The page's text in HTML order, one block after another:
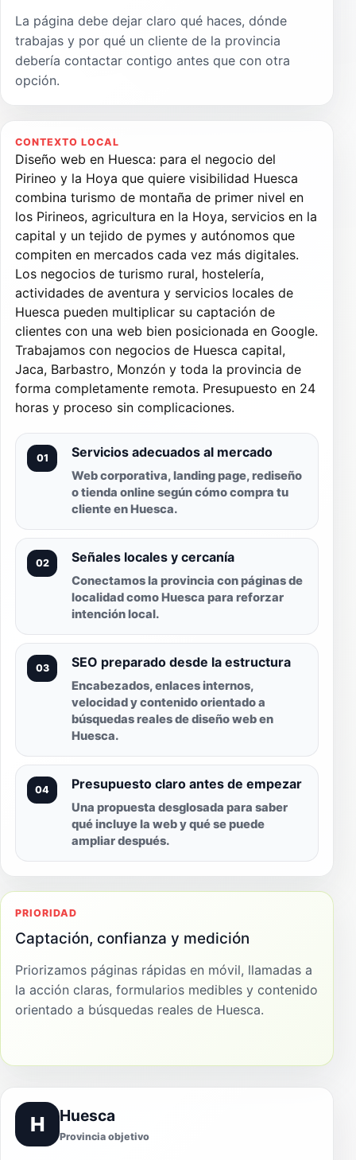
La página debe dejar claro qué haces, dónde
trabajas y por qué un cliente de la provincia
debería contactar contigo antes que con otra
opción.
CONTEXTO LOCAL
Diseño web en Huesca: para el negocio del
Pirineo y la Hoya que quiere visibilidad Huesca
combina turismo de montaña de primer nivel en
los Pirineos, agricultura en la Hoya, servicios en la
capital y un tejido de pymes y autónomos que
compiten en mercados cada vez más digitales.
Los negocios de turismo rural, hostelería,
actividades de aventura y servicios locales de
Huesca pueden multiplicar su captación de
clientes con una web bien posicionada en Google.
Trabajamos con negocios de Huesca capital,
Jaca, Barbastro, Monzón y toda la provincia de
forma completamente remota. Presupuesto en 24
horas y proceso sin complicaciones.
01 Servicios adecuados al mercado
Web corporativa, landing page, rediseño
o tienda online según cómo compra tu
cliente en Huesca.
02 Señales locales y cercanía
Conectamos la provincia con páginas de
localidad como Huesca para reforzar
intención local.
03 SEO preparado desde la estructura
Encabezados, enlaces internos,
velocidad y contenido orientado a
búsquedas reales de diseño web en
Huesca.
04 Presupuesto claro antes de empezar
Una propuesta desglosada para saber
qué incluye la web y qué se puede
ampliar después.
PRIORIDAD
Captación, confianza y medición
Priorizamos páginas rápidas en móvil, llamadas a
la acción claras, formularios medibles y contenido
orientado a búsquedas reales de Huesca.
H Huesca
Provincia objetivo